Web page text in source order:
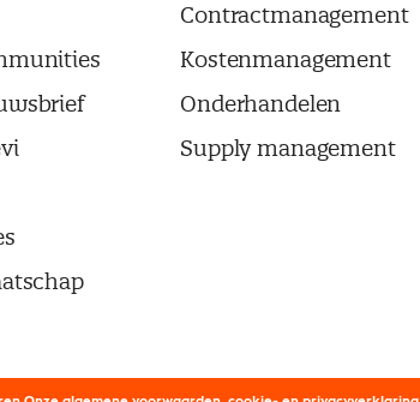
Contractmanagement
Kostenmanagement
Onderhandelen
Supply management